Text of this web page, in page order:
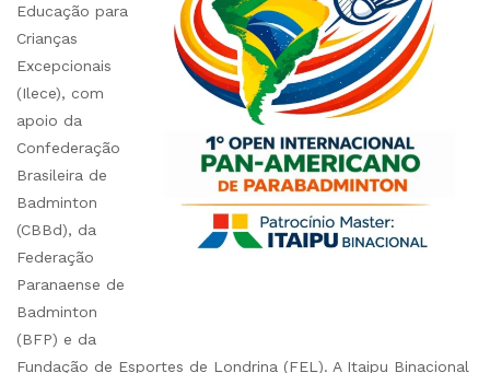
Educação para
Crianças
Excepcionais
(Ilece), com
apoio da
Confederação
Brasileira de
Badminton
(CBBd), da
Federação
Paranaense de
Badminton
(BFP) e da
Fundação de Esportes de Londrina (FEL). A Itaipu Binacional